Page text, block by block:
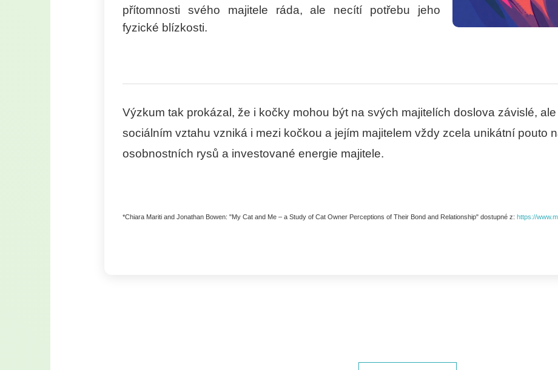
přítomnosti svého majitele ráda, ale necítí potřebu jeho
fyzické blízkosti.
Výzkum tak prokázal, že i kočky mohou být na svých majitelích doslova závislé,
sociálním vztahu vzniká i mezi kočkou a jejím majitelem vždy zcela unikátní pouto
osobnostních rysů a investované energie majitele.
*Chiara Mariti and Jonathan Bowen: "My Cat and Me – a Study of Cat Owner Perceptions of Their Bond and Relationship" dostupné z: https://